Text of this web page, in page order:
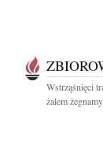
Wstrząśnięci
żalem